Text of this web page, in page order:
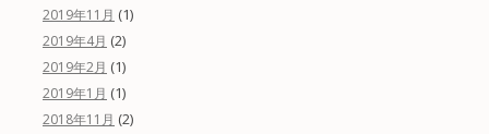
2019年11月 (1)
2019年4月 (2)
2019年2月 (1)
2019年1月 (1)
2018年11月 (2)